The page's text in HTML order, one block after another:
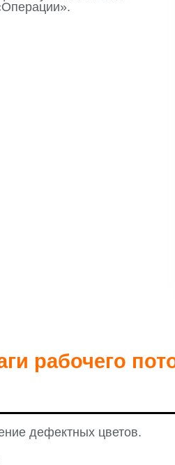
рабочего
дефектных цветов.